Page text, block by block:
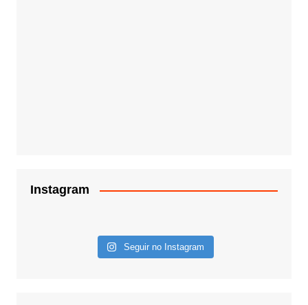
Instagram
Seguir no Instagram